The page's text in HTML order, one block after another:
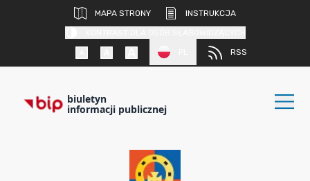
MAPA STRONY
INSTRUKCJA
RSS
biuletyn
informacji publicznej